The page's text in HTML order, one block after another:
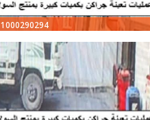
1000290294